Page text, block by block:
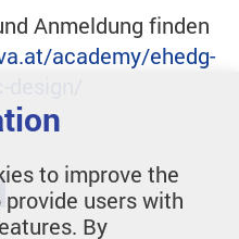
Anmeldung finden
academy/ehedg-
to improve the
users with
By